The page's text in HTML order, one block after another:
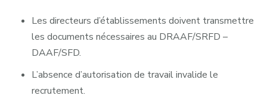
Les directeurs d’établissements doivent transmettre
les documents nécessaires au DRAAF/SRFD –
DAAF/SFD. ​
L’absence d’autorisation de travail invalide le
recrutement. ​